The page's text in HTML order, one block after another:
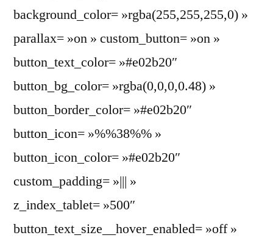
background_color= »rgba(255,255,255,0) »
parallax= »on » custom_button= »on »
button_text_color= »#e02b20″
button_bg_color= »rgba(0,0,0,0.48) »
button_border_color= »#e02b20″
button_icon= »%%38%% »
button_icon_color= »#e02b20″
custom_padding= »||| »
z_index_tablet= »500″
button_text_size__hover_enabled= »off »